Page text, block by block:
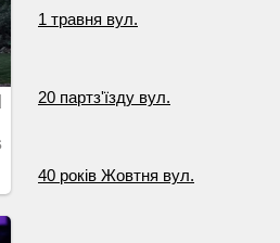
1 травня вул.
20 партз'їзду вул.
40 років Жовтня вул.